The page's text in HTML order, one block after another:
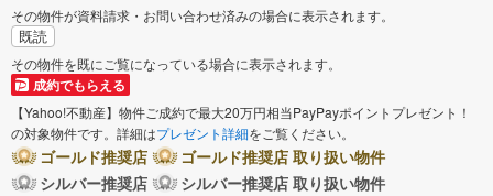
羽曳野市
摂津市
藤井寺市 東大阪市
その物件が資料請求・お問い合わせ済みの場合に表示されます。
既読
その物件を既にご覧になっている場合に表示されます。
成約でもらえる
【Yahoo!不動産】物件ご成約で最大20万円相当PayPayポイントプレゼント！
の対象物件です。詳細はプレゼント詳細をご覧ください。
ゴールド推奨店
ゴールド推奨店 取り扱い物件
シルバー推奨店
シルバー推奨店 取り扱い物件